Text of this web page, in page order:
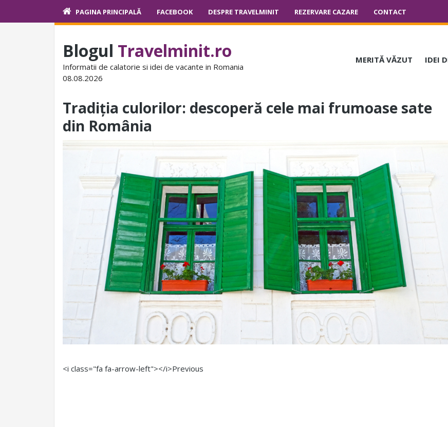
PAGINA PRINCIPALĂ FACEBOOK DESPRE TRAVELMINIT REZERVARE CAZARE CONTACT
Blogul Travelminit.ro
Informatii de calatorie si idei de vacante in Romania
08.08.2026
MERITĂ VĂZUT IDEI
Tradiția culorilor: descoperă cele mai frumoase sate
din România
<i class="fa fa-arrow-left"></i>Previous